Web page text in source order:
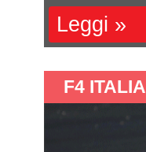
Leggi »
F4 ITALIA